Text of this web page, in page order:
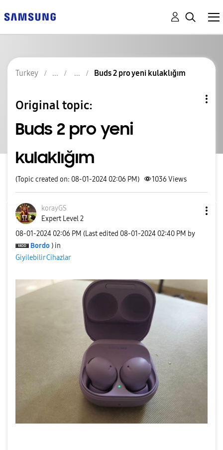
Turkey Buds 2 pro yeni kulaklığım
Original topic:
Buds 2 pro yeni
kulaklığım
(Topic created on: 08-01-2024 02:06 PM) 1036 Views
korayGS
Expert Level 2
‎08-01-2024 02:06 PM (Last edited ‎08-01-2024 02:40 PM by
Bordo ) in
Giyilebilir Cihazlar